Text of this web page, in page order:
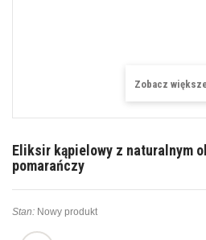
Zobacz
Eliksir kąpielowy z naturalnym
pomarańczy
Stan: Nowy produkt